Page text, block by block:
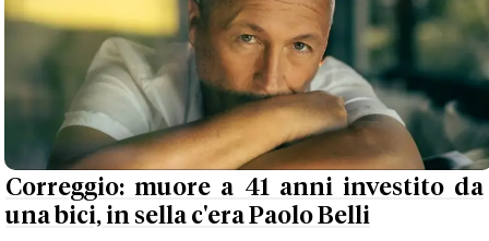
Correggio: muore a 41 anni investito da
una bici, in sella c'era Paolo Belli